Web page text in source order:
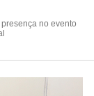
no evento